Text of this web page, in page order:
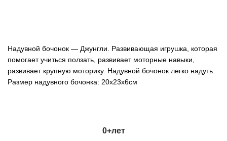
Надувной бочонок — Джунгли. Развивающая игрушка, которая
помогает учиться ползать, развивает моторные навыки,
развивает крупную моторику. Надувной бочонок легко надуть.
Размер надувного бочонка: 20х23х6см
0+лет